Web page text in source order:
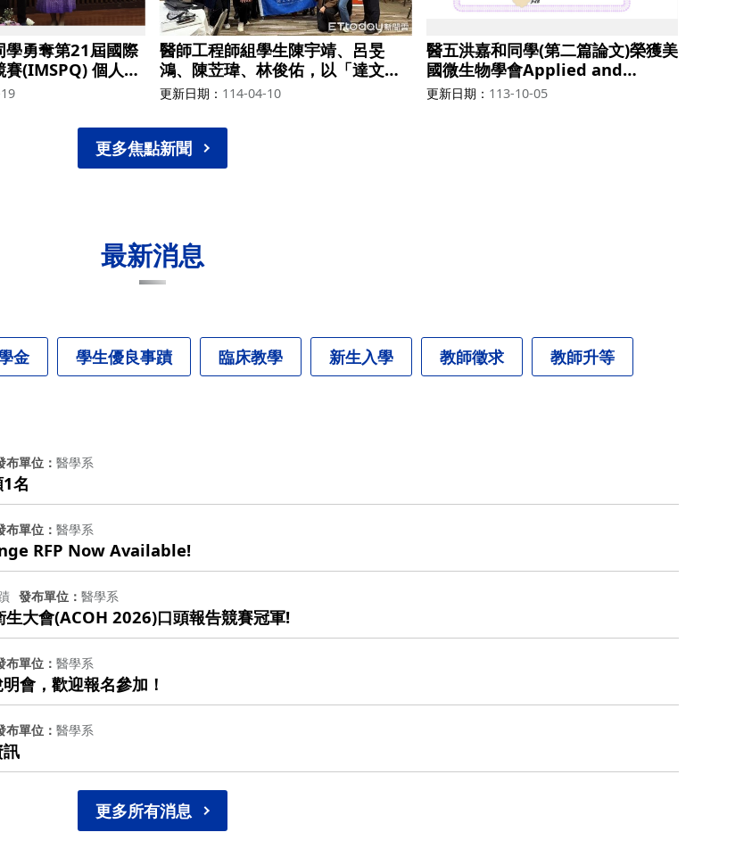
學勇奪第21屆國際
(IMSPQ) 個人獎
醫師工程師組學生陳宇靖、呂旻
鴻、陳苙瑋、林俊佑，以「達文西
EIS-AI」的創新設計，參加美國伊
新競賽，在56隊中得到第五名，獎
金25000美金
更新日期 114-04-10
醫五洪嘉和同學(第二篇論文)榮獲美
國微生物學會Applied and
Environmental Microbiology期
更新日期 113-10-05
更多焦點新聞
最新消息
金 學生優良事蹟 臨床教學 新生入學 教師徵求 教師升等
布單位 醫學系
名
布單位 醫學系
RFP Now Available!
發布單位 醫學系
大會(ACOH 2026)口頭報告競賽冠軍!
布單位 醫學系
會，歡迎報名參加！
布單位 醫學系
更多所有消息